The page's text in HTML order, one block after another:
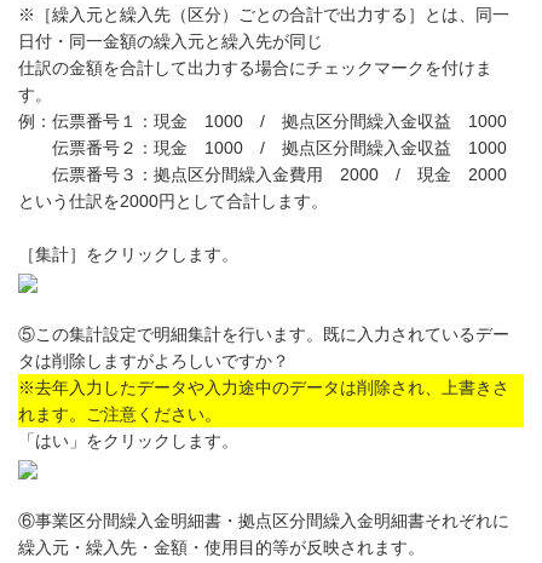
※［繰入元と繰入先（区分）ごとの合計で出力する］とは、同一
日付・同一金額の繰入元と繰入先が同じ
仕訳の金額を合計して出力する場合にチェックマークを付けま
す。
例：伝票番号１：現金 1000 / 拠点区分間繰入金収益 1000
伝票番号２：現金 1000 / 拠点区分間繰入金収益 1000
伝票番号３：拠点区分間繰入金費用 2000 / 現金 2000
という仕訳を2000円として合計します。
［集計］をクリックします。
⑤この集計設定で明細集計を行います。既に入力されているデー
タは削除しますがよろしいですか？
※去年入力したデータや入力途中のデータは削除され、上書きさ
れます。ご注意ください。
「はい」をクリックします。
⑥事業区分間繰入金明細書・拠点区分間繰入金明細書それぞれに
繰入元・繰入先・金額・使用目的等が反映されます。